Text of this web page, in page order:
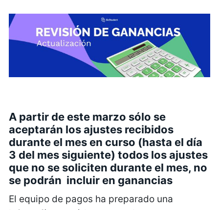
A partir de este marzo sólo se
aceptarán los ajustes recibidos
durante el mes en curso (hasta el día
3 del mes siguiente) todos los ajustes
que no se soliciten durante el mes, no
se podrán incluir en ganancias
El equipo de pagos ha preparado una